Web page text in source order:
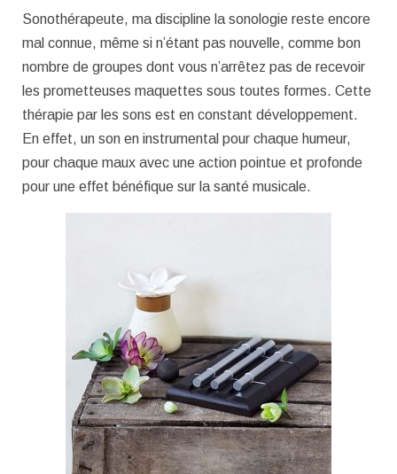
Sonothérapeute, ma discipline la sonologie reste encore
mal connue, même si n’étant pas nouvelle, comme bon
nombre de groupes dont vous n’arrêtez pas de recevoir
les prometteuses maquettes sous toutes formes. Cette
thérapie par les sons est en constant développement.
En effet, un son en instrumental pour chaque humeur,
pour chaque maux avec une action pointue et profonde
pour une effet bénéfique sur la santé musicale.